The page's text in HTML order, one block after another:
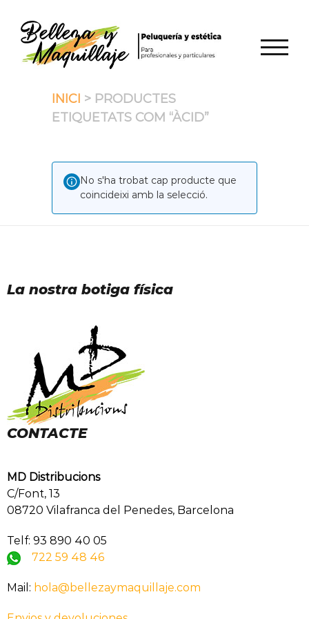
content
INICI > PRODUCTES
ETIQUETATS COM “ÀCID”
No s'ha trobat cap producte que
coincideixi amb la selecció.
La nostra botiga física
CONTACTE
MD Distribucions
C/Font, 13
08720 Vilafranca del Penedes, Barcelona
Telf: 93 890 40 05
722 59 48 46
Mail: hola@bellezaymaquillaje.com